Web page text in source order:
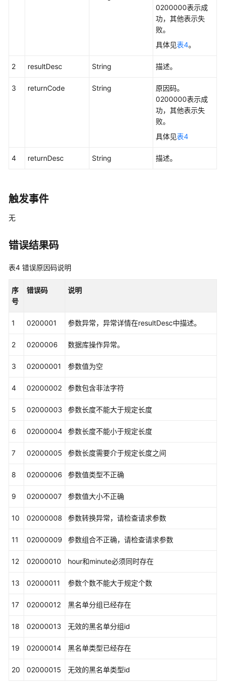
类
口
记
录
介
呼
动
接
外
活
的
殊
期
理
口
外
黑
单
理
口
新
外
黑
0200000表示成
功，其他表示失
败。
具体见表4。
2 resultDesc String 描述。
3 returnCode String
原因码。
0200000表示成
功，其他表示失
败。
具体见表4
4 returnDesc String 描述。
触发事件
无
错误结果码
表4 错误原因码说明
序
号
错误码 说明
1 0200001 参数异常，异常详情在resultDesc中描述。
2 0200006 数据库操作异常。
3 02000001 参数值为空
4 02000002 参数包含非法字符
5 02000003 参数长度不能大于规定长度
6 02000004 参数长度不能小于规定长度
7 02000005 参数长度需要介于规定长度之间
8 02000006 参数值类型不正确
9 02000007 参数值大小不正确
10 02000008 参数转换异常，请检查请求参数
11 02000009 参数组合不正确，请检查请求参数
12 02000010 hour和minute必须同时存在
13 02000011 参数个数不能大于规定个数
17 02000012 黑名单分组已经存在
18 02000013 无效的黑名单分组id
19 02000014 黑名单类型已经存在
20 02000015 无效的黑名单类型id